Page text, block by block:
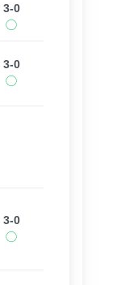
3-0
◯
3-0
◯
3-0
◯